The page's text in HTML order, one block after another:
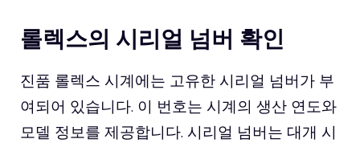
롤렉스의 시리얼 넘버 확인
진품 롤렉스 시계에는 고유한 시리얼 넘버가 부
여되어 있습니다. 이 번호는 시계의 생산 연도와
모델 정보를 제공합니다. 시리얼 넘버는 대개 시